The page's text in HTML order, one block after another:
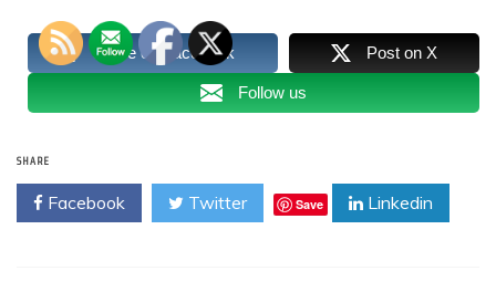
Share on Facebook Post on X
Follow us
SHARE
Facebook Twitter Save Linkedin